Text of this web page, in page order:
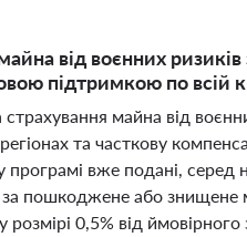
від воєнних
підтримкою по всій
майна від
та часткову
програмі вже подані, серед
за пошкоджене або
0,5% від